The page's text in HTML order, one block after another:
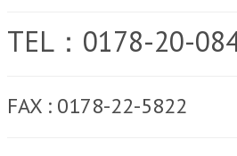
TEL：0178-20-
FAX : 0178-22-5822